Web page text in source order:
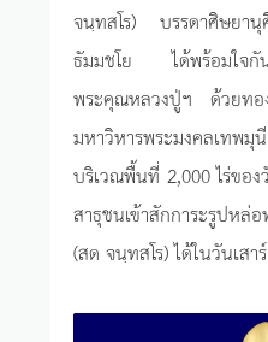
จนฺทสโร) บรรดาศิษยานุ
ธัมมชโย ได้พร้อมใจกัน
พระคุณหลวงปู่ฯ ด้วยทอ
มหาวิหารพระมงคลเทพ
บริเวณพื้นที่ 2,000 ไร่ขอ
สาธุชนเข้าสักการะรูปห
(สด จนฺทสโร) ได้ในวันเส